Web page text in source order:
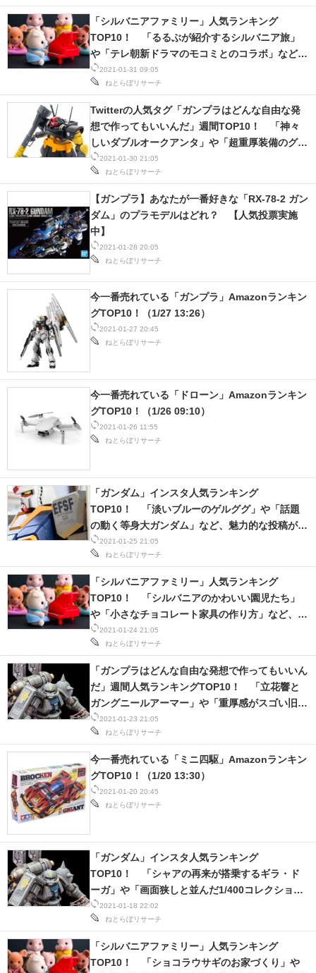
2021-01-31 09:05
ねとらぼリサーチ
「シルバニアファミリー」人気ランキング
TOP10！ 「るるぶが紹介するシルバニア旅」
や「テレ朝新ドラマのモコミとのコラボ」など、
心躍る投稿が大集合！
2021-01-30 21:05
ねとらぼリサーチ
Twitterの人気タグ「ガンプラはどんな自由な発
想で作ってもいいんだ」週間TOP10！ 「神々
しいダブルオークアンタ」や「超重厚装備のグス
タフ・キャノン」など思わず見惚れる作品がずら
り！
2021-01-28 20:05
ねとらぼリサーチ
【ガンプラ】あなたが一番好きな「RX-78-2 ガン
ダム」のプラモデルはどれ？ 【人気投票実施
中】
2021-01-27 20:45
ねとらぼリサーチ
今一番売れている「ガンプラ」Amazonランキン
グTOP10！（1/27 13:26）
2021-01-26 11:55
ねとらぼリサーチ
今一番売れている「ドローン」Amazonランキン
グTOP10！（1/26 09:10）
2021-01-25 21:05
ねとらぼリサーチ
「ガンダム」インスタ人気ランキング
TOP10！ 「淡いブルーのゲルググ」や「話題
の動く等身大ガンダム」など、魅力的な投稿が盛
りだくさん！
2021-01-24 21:05
ねとらぼリサーチ
「シルバニアファミリー」人気ランキング
TOP10！ 「シルバニアのかわいい園児たち」
や「小さなチョコレート家具の作り方」など、日
常を彩る投稿満載！
2021-01-23 21:05
ねとらぼリサーチ
「ガンプラはどんな自由な発想で作ってもいいん
だ」週間人気ランキングTOP10！ 「立花響と
ガングニールアーマー」や「重厚感がスゴい旧キ
ットゲルググ」など、盛りだくさん！
2021-01-20 20:45
ねとらぼリサーチ
今一番売れている「ミニ四駆」Amazonランキン
グTOP10！（1/20 13:30）
2021-01-18 22:02
ねとらぼリサーチ
「ガンダム」インスタ人気ランキング
TOP10！ 「シャアの再来が搭乗するギラ・ド
ーガ」や「画面狭しと並んだ1/400コレクショ
ン」に大興奮！
「シルバニアファミリー」人気ランキング
TOP10！ 「ショコラウサギのお家づくり」や